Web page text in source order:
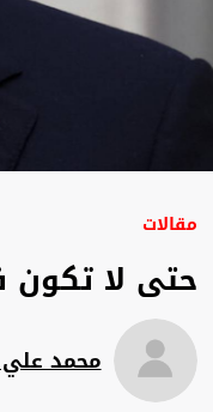
مقالات
حتى لا تكون
محمد